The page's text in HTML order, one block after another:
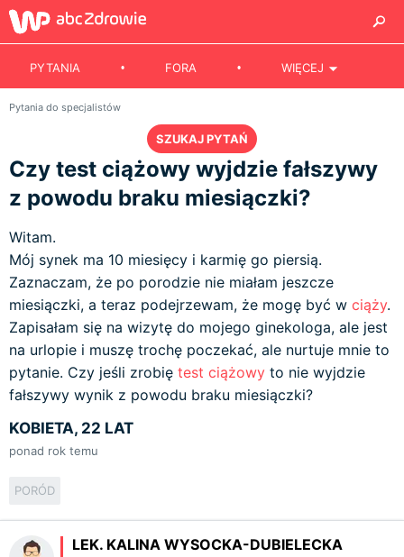
PYTANIA FORA WIĘCEJ
Pytania do specjalistów
SZUKAJ PYTAŃ
Czy test ciążowy wyjdzie fałszywy
z powodu braku miesiączki?
Witam.
Mój synek ma 10 miesięcy i karmię go piersią.
Zaznaczam, że po porodzie nie miałam jeszcze
miesiączki, a teraz podejrzewam, że mogę być w ciąży.
Zapisałam się na wizytę do mojego ginekologa, ale jest
na urlopie i muszę trochę poczekać, ale nurtuje mnie to
pytanie. Czy jeśli zrobię test ciążowy to nie wyjdzie
fałszywy wynik z powodu braku miesiączki?
KOBIETA, 22 LAT
ponad rok temu
PORÓD
LEK. KALINA WYSOCKA-DUBIELECKA